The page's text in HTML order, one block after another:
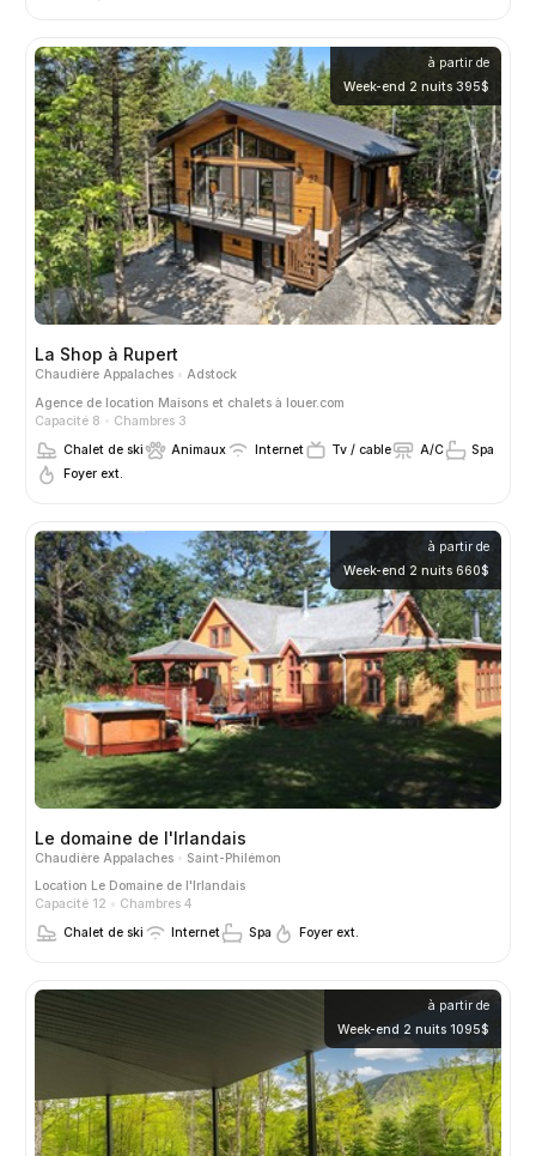
à partir de
Week-end 2 nuits 395$
La Shop à Rupert
Chaudière Appalaches
Adstock
Agence de location Maisons et chalets à louer.com
Capacité 8
Chambres 3
Chalet de ski
Animaux Internet Tv / cable A/C
Spa
Foyer ext.
à partir de
Week-end 2 nuits 660$
Le domaine de l'Irlandais
Chaudière Appalaches
Saint-Philémon
Location Le Domaine de l'Irlandais
Capacité 12
Chambres 4
Chalet de ski
Internet Spa Foyer ext.
à partir de
Week-end 2 nuits 1095$